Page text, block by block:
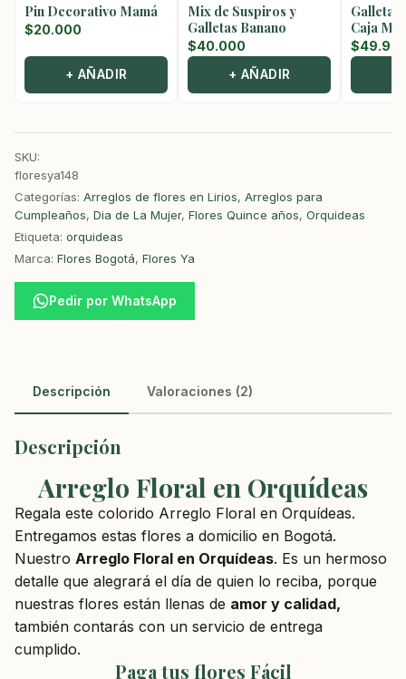
Pin Decorativo Mamá
$20.000
+ AÑADIR
Mix de Suspiros y
Galletas Banano
$40.000
+ AÑADIR
Galletas
Caja
$
SKU:
floresya148
Categorías: Arreglos de flores en Lirios, Arreglos para
Cumpleaños, Dia de La Mujer, Flores Quince años, Orquideas
Etiqueta: orquideas
Marca: Flores Bogotá, Flores Ya
Pedir por WhatsApp
Descripción Valoraciones (2)
Descripción
Arreglo Floral en Orquídeas
Regala este colorido Arreglo Floral en Orquídeas.
Entregamos estas flores a domicilio en Bogotá.
Nuestro Arreglo Floral en Orquídeas. Es un hermoso
detalle que alegrará el día de quien lo reciba, porque
nuestras flores están llenas de amor y calidad,
también contarás con un servicio de entrega
cumplido.
Paga tus flores Fácil